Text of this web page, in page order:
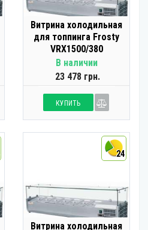
Витрина холодильная
для топпинга Frosty
VRX1500/380
В наличии
23 478 грн.
КУПИТЬ
24
Витрина холодильная